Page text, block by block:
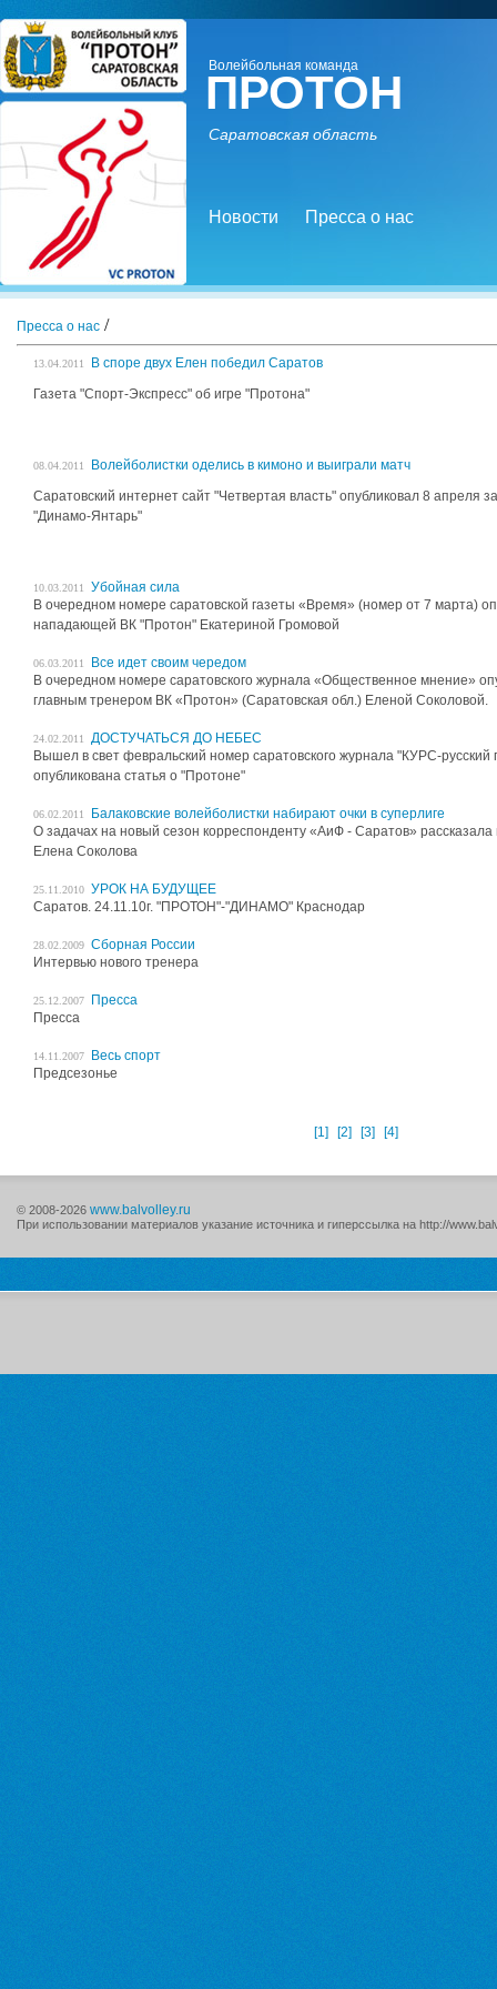
Волейбольная команда
ПРОТОН
Саратовская область
Новости Пресса о нас
Пресса о нас /
13.04.2011
В споре двух Елен победил Саратов
Газета "Спорт-Экспресс" об игре "Протона"
08.04.2011
Волейболистки оделись в кимоно и выиграли матч
Саратовский интернет сайт "Четвертая власть" опубликовал 8 апреля
"Динамо-Янтарь"
10.03.2011
Убойная сила
В очередном номере саратовской газеты «Время» (номер от 7 марта)
нападающей ВК "Протон" Екатериной Громовой
06.03.2011
Все идет своим чередом
В очередном номере саратовского журнала «Общественное мнение»
главным тренером ВК «Протон» (Саратовская обл.) Еленой Соколовой.
24.02.2011
ДОСТУЧАТЬСЯ ДО НЕБЕС
Вышел в свет февральский номер саратовского журнала "КУРС-русский
опубликована статья о "Протоне"
06.02.2011
Балаковские волейболистки набирают очки в суперлиге
О задачах на новый сезон корреспонденту «АиФ - Саратов»
Елена Соколова
25.11.2010 УРОК НА БУДУЩЕЕ
Саратов. 24.11.10г. "ПРОТОН"-"ДИНАМО" Краснодар
28.02.2009 Сборная России
Интервью нового тренера
25.12.2007
Пресса
Пресса
14.11.2007
Весь спорт
Предсезонье
[1] [2] [3] [4]
© 2008-2026 www.balvolley.ru
При использовании материалов указание источника и гиперссылка на http://